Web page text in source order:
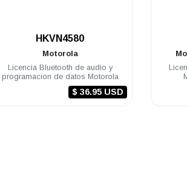
HKVN4580
Motorola
Licencia Bluetooth de audio y
programacion de datos Motorola
$ 36.95 USD